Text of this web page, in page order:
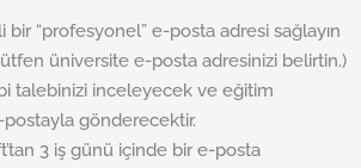
“profesyonel” e-posta adresi sağlayın
üniversite e-posta adresinizi belirtin.)
talebinizi inceleyecek ve eğitim
postayla gönderecektir.
3 iş günü içinde bir e-posta